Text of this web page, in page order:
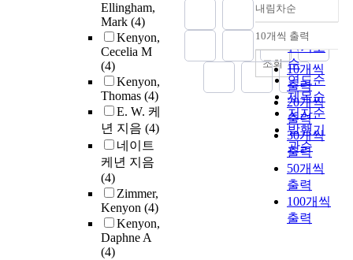
Ellingham,
Mark (4)
Kenyon,
Cecelia M
(4)
Kenyon,
Thomas (4)
E. W. 케
년 지음 (4)
네이트
케년 지음
(4)
Zimmer,
Kenyon (4)
Kenyon,
Daphne A
(4)
정확도
순
인기도
순
연도순
제목순
저자순
발행기
관순
내림차순
내림차순
10개씩 출력
10개씩
출력
20개씩
출력
30개씩
출력
50개씩
출력
100개씩
출력
조회